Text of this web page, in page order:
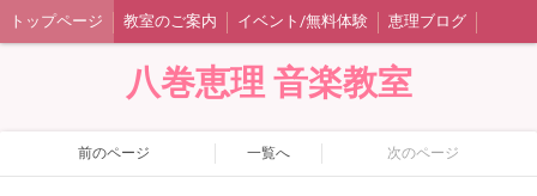
トップページ 教室のご案内 イベント/無料体験 恵理ブログ
八巻恵理 音楽教室
前のページ 一覧へ 次のページ